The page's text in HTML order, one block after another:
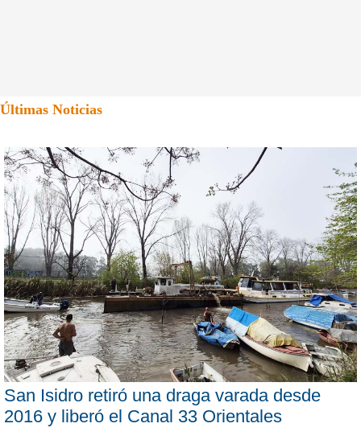
Últimas Noticias
San Isidro retiró una draga varada desde
2016 y liberó el Canal 33 Orientales